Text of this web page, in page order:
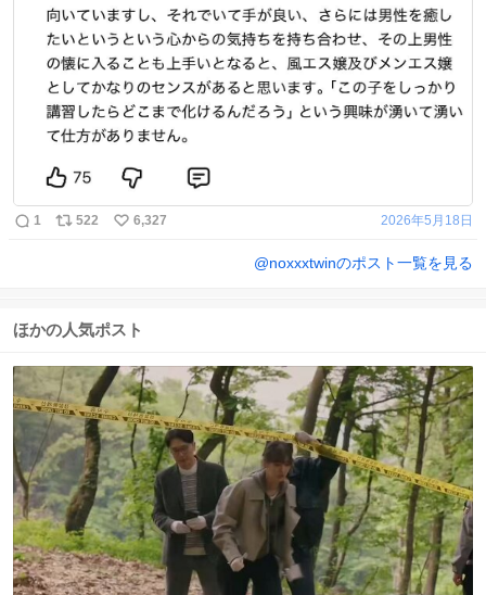
1 522 6,327 2026年5月18日
@noxxxtwinのポスト一覧を見る
ほかの人気ポスト